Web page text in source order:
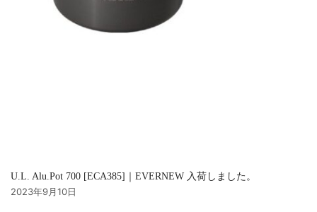
U.L. Alu.Pot 700 [ECA385]｜EVERNEW 入荷しました。
2023年9月10日